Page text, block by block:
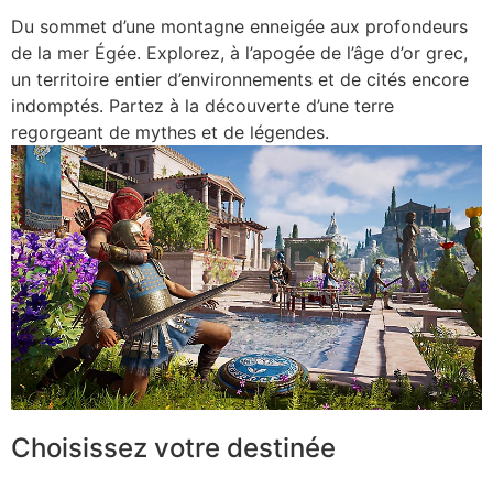
Du sommet d’une montagne enneigée aux profondeurs
de la mer Égée. Explorez, à l’apogée de l’âge d’or grec,
un territoire entier d’environnements et de cités encore
indomptés. Partez à la découverte d’une terre
regorgeant de mythes et de légendes.
Choisissez votre destinée